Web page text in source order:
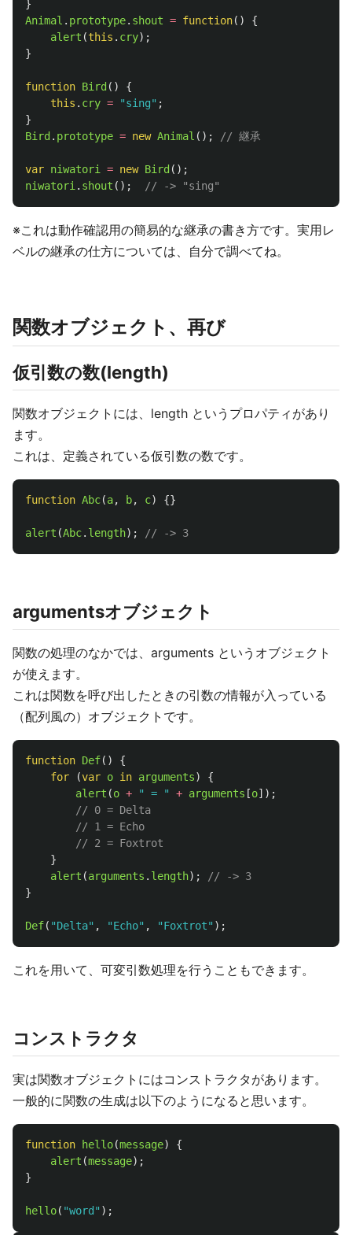
}
Animal . prototype. shout = function()
{
alert (this . cry);
}
function Bird ()
{
this . cry = "sing" ;
}
Bird . prototype = new Animal (); // 継承
var niwatori = new Bird ();
niwatori . shout (); // -> "sing"
※これは動作確認用の簡易的な継承の書き方です。実用レ
ベルの継承の仕方については、自分で調べてね。
関数オブジェクト、再び
仮引数の数(length)
関数オブジェクトには、length というプロパティがあり
ます。
これは、定義されている仮引数の数です。
function Abc(a, b, c) {}
alert (Abc. length); // -> 3
argumentsオブジェクト
関数の処理のなかでは、arguments というオブジェクト
が使えます。
これは関数を呼び出したときの引数の情報が入っている
（配列風の）オブジェクトです。
function Def()
{
for
(var o in arguments)
{
alert (o + " = " + arguments [o]);
// 0 = Delta
// 1 = Echo
// 2 = Foxtrot
}
alert (arguments . length);
// -> 3
}
Def( "Delta" , "Echo" , "Foxtrot" );
これを用いて、可変引数処理を行うこともできます。
コンストラクタ
実は関数オブジェクトにはコンストラクタがあります。
一般的に関数の生成は以下のようになると思います。
function hello(message)
{
alert (message);
}
hello( "word " );